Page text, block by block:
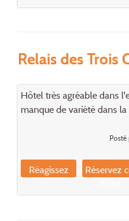
Relais des Trois
Hôtel très agréable dans
manque de variété dans
Réagissez
Réservez